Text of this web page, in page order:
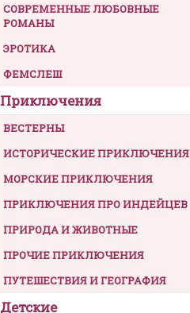
СОВРЕМЕННЫЕ ЛЮБОВНЫЕ
РОМАНЫ
ЭРОТИКА
ФЕМСЛЕШ
Приключения
ВЕСТЕРНЫ
ИСТОРИЧЕСКИЕ ПРИКЛЮЧЕНИЯ
МОРСКИЕ ПРИКЛЮЧЕНИЯ
ПРИКЛЮЧЕНИЯ ПРО ИНДЕЙЦЕВ
ПРИРОДА И ЖИВОТНЫЕ
ПРОЧИЕ ПРИКЛЮЧЕНИЯ
ПУТЕШЕСТВИЯ И ГЕОГРАФИЯ
Детские